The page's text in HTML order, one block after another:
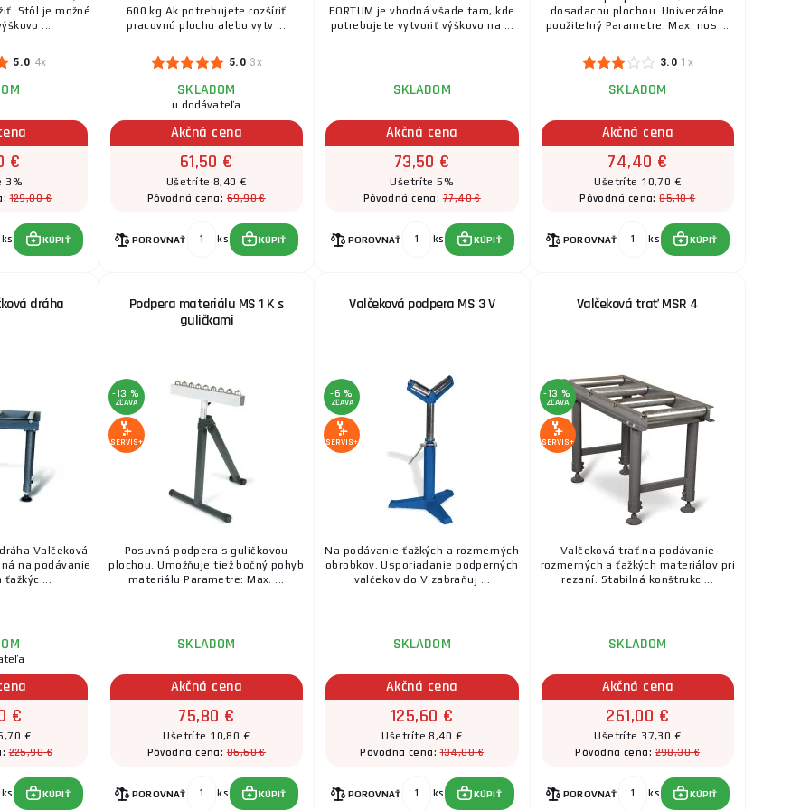
Stabilná konštrukcia Výškovo prestaviteľná Oceľo ...
ks KÚPIŤ
Stôl je možné
...
5.0 4x
€
3%
129,00 €
ks KÚPIŤ
600 kg Ak potrebujete rozšíriť
pracovnú plochu alebo vytv ...
5.0 3x
SKLADOM
u dodávateľa
Akčná cena
61,50 €
Ušetríte 8,40 €
Pôvodná cena:69,90 €
POROVNAŤ ks KÚPIŤ
FORTUM je vhodná všade tam, kde
potrebujete vytvoriť výškovo na ...
SKLADOM
Akčná cena
73,50 €
Ušetríte 5%
Pôvodná cena:77,40 €
POROVNAŤ ks KÚPIŤ
dosadacou plochou. Univerzálne
použiteľný Parametre: Max. nos ...
3.0 1x
SKLADOM
Akčná cena
74,40 €
Ušetríte 10,70 €
Pôvodná cena:85,10 €
POROVNAŤ ks KÚPIŤ
dráha
Valčeková
na podávanie
ťažkýc ...
€
€
225,90 €
ks KÚPIŤ
Podpera materiálu MS 1 K s
guličkami
-13 %
ZĽAVA
SERVIS+
Posuvná podpera s guličkovou
plochou. Umožňuje tiež bočný pohyb
materiálu Parametre: Max. ...
SKLADOM
Akčná cena
75,80 €
Ušetríte 10,80 €
Pôvodná cena:86,60 €
POROVNAŤ ks KÚPIŤ
Valčeková podpera MS 3 V
-6 %
ZĽAVA
SERVIS+
Na podávanie ťažkých a rozmerných
obrobkov. Usporiadanie podperných
valčekov do V zabraňuj ...
SKLADOM
Akčná cena
125,60 €
Ušetríte 8,40 €
Pôvodná cena:134,00 €
POROVNAŤ ks KÚPIŤ
Valčeková trať MSR 4
-13 %
ZĽAVA
SERVIS+
Valčeková trať na podávanie
rozmerných a ťažkých materiálov pri
rezaní. Stabilná konštrukc ...
SKLADOM
Akčná cena
261,00 €
Ušetríte 37,30 €
Pôvodná cena:298,30 €
POROVNAŤ ks KÚPIŤ